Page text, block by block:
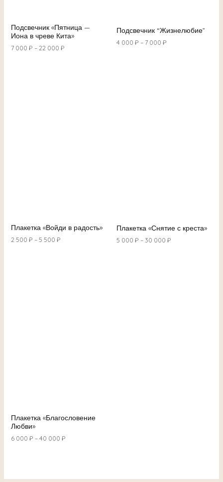
Подсвечник «Пятница —
Иона в чреве Кита»
7 000 ₽ –22 000 ₽
Подсвечник “Жизнелюбие”
4 000 ₽ – 7 000 ₽
Плакетка «Войди в радость»
2 500 ₽ –5 500 ₽
Плакетка «Снятие с креста»
5 000 ₽ –30 000 ₽
Плакетка «Благословение
Любви»
6 000 ₽ –40 000 ₽